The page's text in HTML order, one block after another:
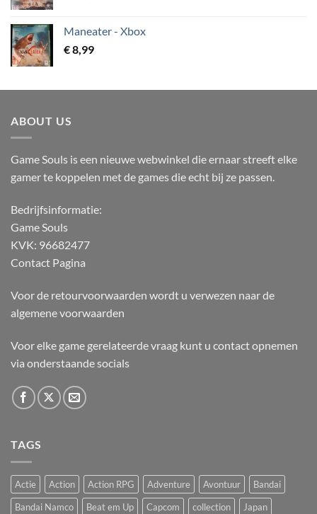
Maneater - Xbox
€8,99
ABOUT US
Game Souls is een nieuwe webwinkel die ernaar streeft elke
gamer te koppelen met de games die echt bij ze passen.
Bedrijfsinformatie:
Game Souls
KVK: 96682477
Contact Pagina
Voor de retourvoorwaarden wordt u verwezen naar de
algemene voorwaarden
Voor elke game gerelateerde vraag kunt u contact opnemen
via onderstaande socials
TAGS
Actie Action Action RPG Adventure Avontuur
Bandai
Bandai Namco
Beat em Up Capcom collection
Japan